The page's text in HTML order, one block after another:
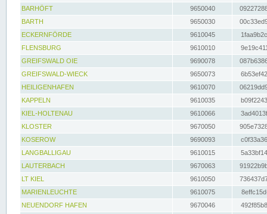
BARHÖFT
9650040
BARTH
9650030
ECKERNFÖRDE
9610045
FLENSBURG
9610010
GREIFSWALD OIE
9690078
GREIFSWALD-WIECK
9650073
HEILIGENHAFEN
9610070
KAPPELN
9610035
KIEL-HOLTENAU
9610066
KLOSTER
9670050
KOSEROW
9690093
LANGBALLIGAU
9610015
LAUTERBACH
9670063
LT KIEL
9610050
MARIENLEUCHTE
9610075
NEUENDORF HAFEN
9670046